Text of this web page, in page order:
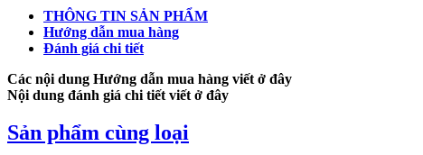
THÔNG TIN SẢN PHẨM
Hướng dẫn mua hàng
Đánh giá chi tiết
Các nội dung Hướng dẫn mua hàng viết ở đây
Nội dung đánh giá chi tiết viết ở đây
Sản phẩm cùng loại